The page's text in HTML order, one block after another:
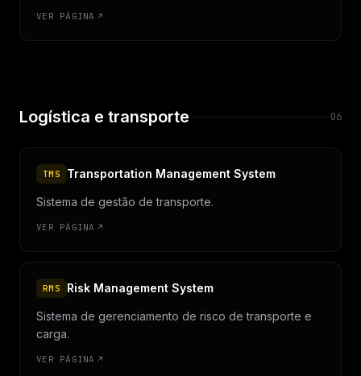
VER PÁGINA
Logística e transporte 06
TMS Transportation Management System
Sistema de gestão de transporte.
VER PÁGINA
RMS Risk Management System
Sistema de gerenciamento de risco de transporte e
carga.
VER PÁGINA